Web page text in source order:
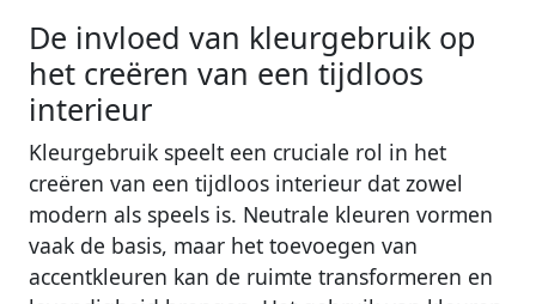
De invloed van kleurgebruik op
het creëren van een tijdloos
interieur
Kleurgebruik speelt een cruciale rol in het
creëren van een tijdloos interieur dat zowel
modern als speels is. Neutrale kleuren vormen
vaak de basis, maar het toevoegen van
accentkleuren kan de ruimte transformeren en